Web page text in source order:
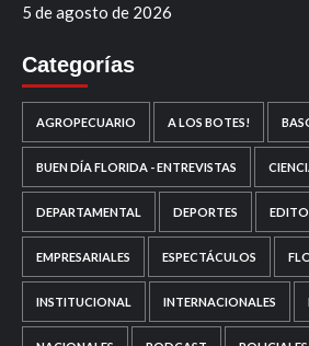
5 de agosto de 2026
Categorías
AGROPECUARIO A LOS BOTES!
BUEN DÍA FLORIDA - ENTREVISTAS
DEPARTAMENTAL DEPORTES
EMPRESARIALES ESPECTÁCULOS
INSTITUCIONAL INTERNACIONALES